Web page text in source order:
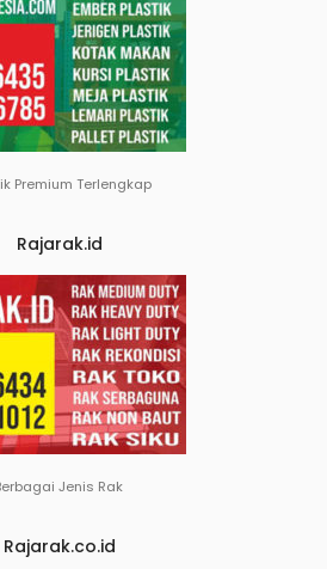
Premium Terlengkap
Rajarak.id
Jenis Rak
Rajarak.co.id